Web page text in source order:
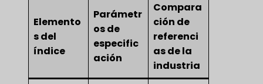
Elemento
s del
índice
Parámetr
os de
especific
ación
Compara
ción de
referenci
as de la
industria